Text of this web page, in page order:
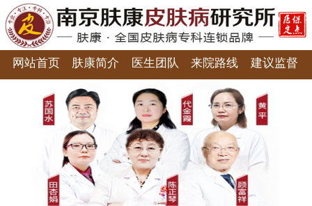
网站首页 肤康简介 医生团队 来院路线 建议监督